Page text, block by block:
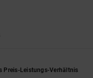
Preis-Leistungs-Verhältnis